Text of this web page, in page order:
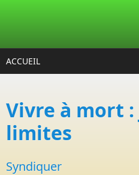
ACCUEIL
Vivre à mort
limites
Syndiquer